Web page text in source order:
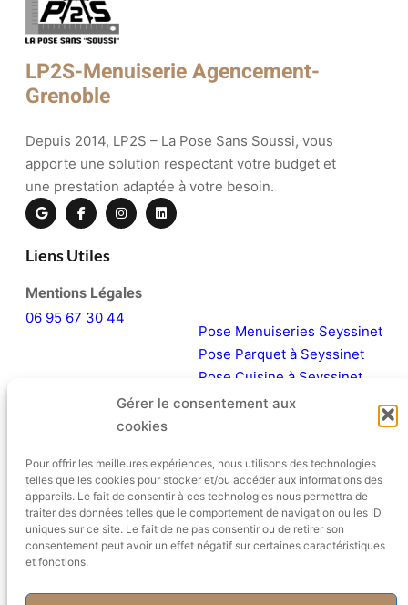
Gérer le consentement aux
cookies
Pour offrir les meilleures expériences, nous utilisons des technologies
telles que les cookies pour stocker et/ou accéder aux informations des
appareils. Le fait de consentir à ces technologies nous permettra de
traiter des données telles que le comportement de navigation ou les ID
uniques sur ce site. Le fait de ne pas consentir ou de retirer son
consentement peut avoir un effet négatif sur certaines caractéristiques
et fonctions.
LP2S-Menuiserie Agencement-
Grenoble
Depuis 2014, LP2S – La Pose Sans Soussi, vous
apporte une solution respectant votre budget et
une prestation adaptée à votre besoin.
Liens Utiles
Mentions Légales
06 95 67 30 44
Pose Menuiseries Seyssinet
Pose Parquet à Seyssinet
Pose Cuisine à Seyssinet
Rénover sa salle de bain
Accueil
À propos
Services
Visuels
Contact